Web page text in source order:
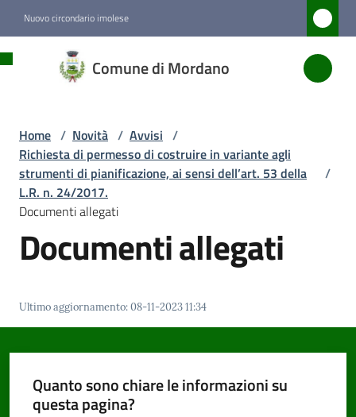
Nuovo circondario imolese
Comune di Mordano
di
Amministrazione
Novità
Menu selezionato
Home / Novità / Avvisi /
Richiesta di permesso di costruire in variante agli
strumenti di pianificazione, ai sensi dell’art. 53 della
L.R. n. 24/2017.
/
Documenti allegati
Documenti allegati
Ultimo aggiornamento:08-11-2023 11:34
Quanto sono chiare le informazioni su
questa pagina?